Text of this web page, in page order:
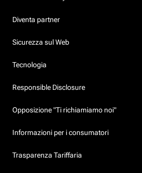
Diventa partner
Sicurezza sul Web
Tecnologia
Responsible Disclosure
Opposizione "Ti richiamiamo noi"
Informazioni per i consumatori
Trasparenza Tariffaria